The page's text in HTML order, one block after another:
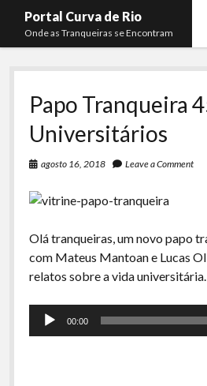
Portal Curva de Rio
Onde as Tranqueiras se Encontram
Podcasts open
Curva de Rio
Curva Belas Artes
Curva Classics
Boca do Lixo
Rachão na Beira do RIo
Arquivo CDR
Membros
open
Almir Ribeiro
Felype Silva
Mateus Mantoan
Rafael Almeida
twitterfacebookinstagramyoutube
rss
Papo Tranqueira
Universitários
agosto 16, 2018 Leave a Comment
Olá tranqueiras, um novo papo
com Mateus Mantoan e Lucas
relatos sobre a vida universitária.
Tocador
00:00